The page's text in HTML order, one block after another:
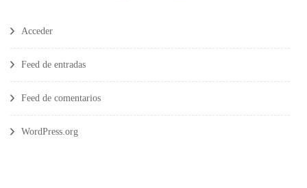
Acceder
Feed de entradas
Feed de comentarios
WordPress.org